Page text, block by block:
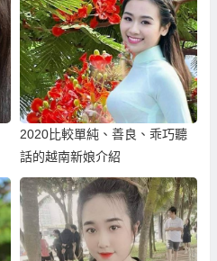
2020比較單純、善良、乖巧聽
話的越南新娘介紹